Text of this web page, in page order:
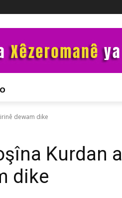
dewam dike
Kurdan a
dike